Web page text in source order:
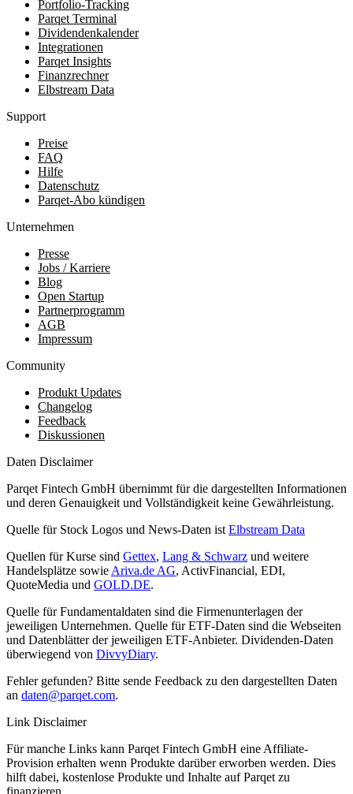
Portfolio-Tracking
Parqet Terminal
Dividendenkalender
Integrationen
Parqet Insights
Finanzrechner
Elbstream Data
Support
Preise
FAQ
Hilfe
Datenschutz
Parqet-Abo kündigen
Unternehmen
Presse
Jobs / Karriere
Blog
Open Startup
Partnerprogramm
AGB
Impressum
Community
Produkt Updates
Changelog
Feedback
Diskussionen
Daten Disclaimer
Parqet Fintech GmbH übernimmt für die dargestellten Informationen
und deren Genauigkeit und Vollständigkeit keine Gewährleistung.
Quelle für Stock Logos und News-Daten ist Elbstream Data
Quellen für Kurse sind Gettex, Lang & Schwarz und weitere
Handelsplätze sowie Ariva.de AG, ActivFinancial, EDI,
QuoteMedia und GOLD.DE.
Quelle für Fundamentaldaten sind die Firmenunterlagen der
jeweiligen Unternehmen. Quelle für ETF-Daten sind die Webseiten
und Datenblätter der jeweiligen ETF-Anbieter. Dividenden-Daten
überwiegend von DivvyDiary.
Fehler gefunden? Bitte sende Feedback zu den dargestellten Daten
an daten@parqet.com.
Link Disclaimer
Für manche Links kann Parqet Fintech GmbH eine Affiliate-
Provision erhalten wenn Produkte darüber erworben werden. Dies
hilft dabei, kostenlose Produkte und Inhalte auf Parqet zu